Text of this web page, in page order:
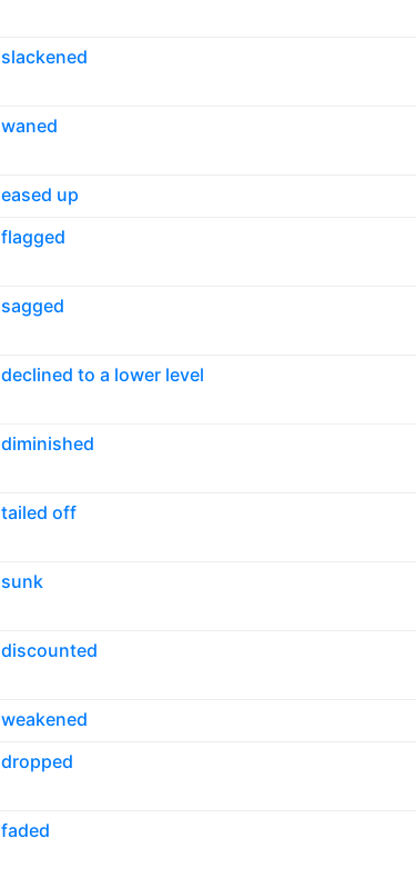
slackened
waned
eased up
flagged
sagged
declined to a lower level
diminished
tailed off
sunk
discounted
weakened
dropped
faded